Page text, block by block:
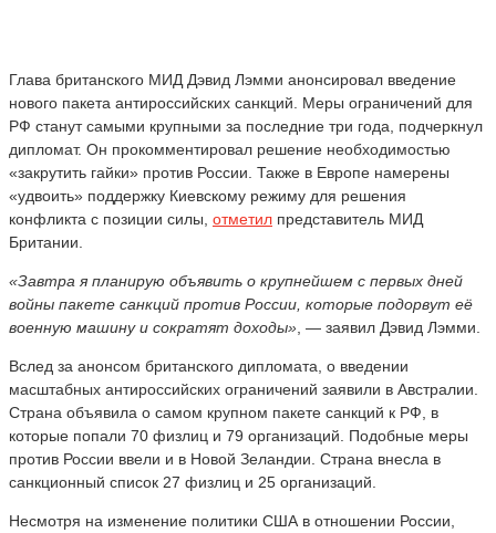
Глава британского МИД Дэвид Лэмми анонсировал введение
нового пакета антироссийских санкций. Меры ограничений для
РФ станут самыми крупными за последние три года, подчеркнул
дипломат. Он прокомментировал решение необходимостью
«закрутить гайки» против России. Также в Европе намерены
«удвоить» поддержку Киевскому режиму для решения
конфликта с позиции силы, отметил представитель МИД
Британии.
«Завтра я планирую объявить о крупнейшем с первых дней
войны пакете санкций против России, которые подорвут её
военную машину и сократят доходы» , — заявил Дэвид Лэмми.
Вслед за анонсом британского дипломата, о введении
масштабных антироссийских ограничений заявили в Австралии.
Страна объявила о самом крупном пакете санкций к РФ, в
которые попали 70 физлиц и 79 организаций. Подобные меры
против России ввели и в Новой Зеландии. Страна внесла в
санкционный список 27 физлиц и 25 организаций.
Несмотря на изменение политики США в отношении России,